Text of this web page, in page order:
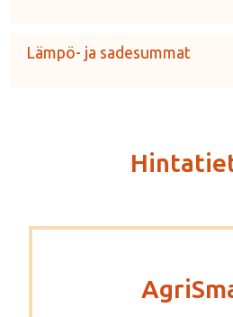
Lämpö- ja sadesummat